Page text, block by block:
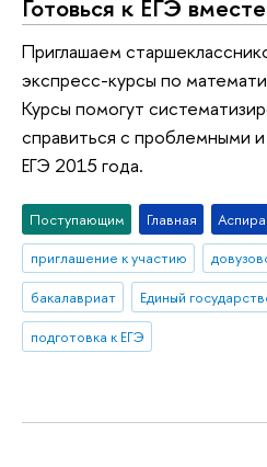
Готовься к ЕГЭ
Приглашаем
экспресс-курсы по
Курсы помогут
справиться с проблемными
ЕГЭ 2015 года.
Поступающим Главная
приглашение к участию
бакалавриат
Единый
подготовка к ЕГЭ